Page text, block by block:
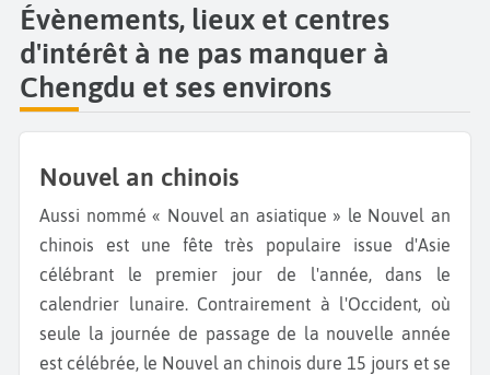
Évènements, lieux et centres
d'intérêt à ne pas manquer à
Chengdu et ses environs
Nouvel an chinois
Aussi nommé « Nouvel an asiatique » le Nouvel an
chinois est une fête très populaire issue d'Asie
célébrant le premier jour de l'année, dans le
calendrier lunaire. Contrairement à l'Occident, où
seule la journée de passage de la nouvelle année
est célébrée, le Nouvel an chinois dure 15 jours et se